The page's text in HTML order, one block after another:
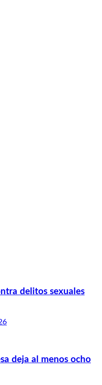
delitos sexuales
deja al menos ocho